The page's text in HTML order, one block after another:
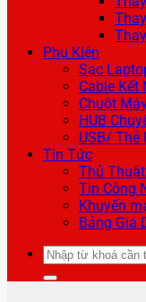
Phụ Kiện
Sạc
Cable Kết
Chuột
HUB
USB/ Thẻ
Tin Tức
Thủ
Tin Công
Khuyến
Bảng Giá
Tìm
kiếm: